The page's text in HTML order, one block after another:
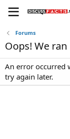
Forums
Oops! We
An error occurred
try again later.